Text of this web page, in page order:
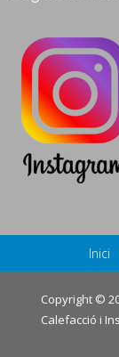
Inici
Copyright ©
Calefacció i